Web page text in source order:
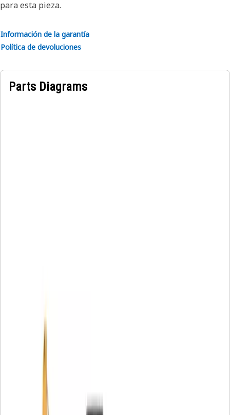
para esta pieza.
Información de la garantía
Política de devoluciones
Parts Diagrams